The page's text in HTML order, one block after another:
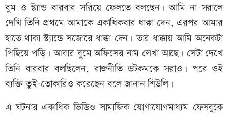
বুম ও স্ট্যান্ড বারবার সরিয়ে ফেলতে বলছেন। আমি না সরালে
দেখি তিনি প্রথমে আমাকে একাধিকবার ধাক্কা দেন, এরপর আমার
হাতে থাকা স্ট্যান্ডে সজোরে ধাক্কা দেন। তার ধাক্কায় আমি অনেকটা
পিছিয়ে পড়ি। আবার বুমে অফিসের নাম লেখা আছে। সেটা দেখে
তিনি বারবার বলছিলেন, রাজনীতি ডটকমকে সরাও। পরে ওই
ব্যক্তি তুই-তোকারিও করেছেন বলে জানান শিউলি।
এ ঘটনার একাধিক ভিডিও সামাজিক যোগাযোগমাধ্যম ফেসবুকে